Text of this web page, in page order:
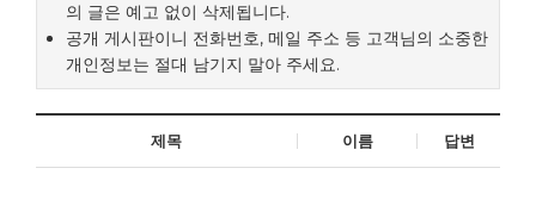
의 글은 예고 없이 삭제됩니다.
공개 게시판이니 전화번호, 메일 주소 등 고객님의 소중한
개인정보는 절대 남기지 말아 주세요.
제목 이름 답변